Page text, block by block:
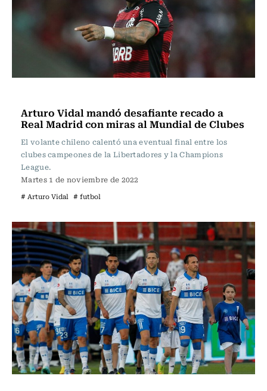
Arturo Vidal mandó desafiante recado a
Real Madrid con miras al Mundial de Clubes
El volante chileno calentó una eventual final entre los
clubes campeones de la Libertadores y la Champions
League.
Martes 1 de noviembre de 2022
# Arturo Vidal # futbol